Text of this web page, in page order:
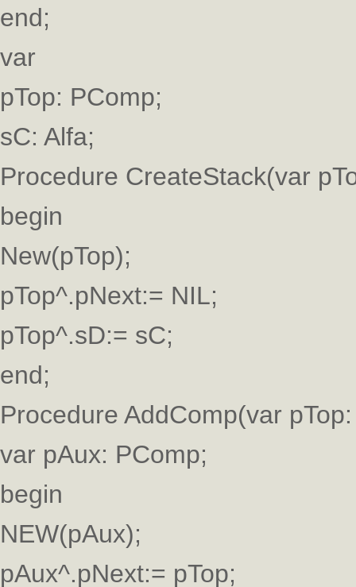
end;
var
pTop: PComp;
sC: Alfa;
Procedure CreateStack(var
begin
New(pTop);
pTop^.pNext:= NIL;
pTop^.sD:= sC;
end;
Procedure AddComp(var
var pAux: PComp;
begin
NEW(pAux);
pAux^.pNext:= pTop;